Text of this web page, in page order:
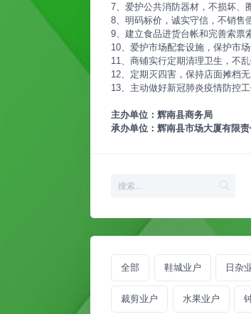
7、爱护公共消防器材，不损坏、
8、明码标价，诚实守信，不销售
9、建立食品进货台帐和完善索票
10、爱护市场配套设施，保护市
11、商铺实行定期清理卫生，不
12、定期灭四害，保持店面摊档无
13、主动做好新冠肺炎疫情防控工
主办单位：辉南县商务局
承办单位：辉南县市场大厦有限责
全部 鞋城业户 日杂
裁剪业户 水果业户